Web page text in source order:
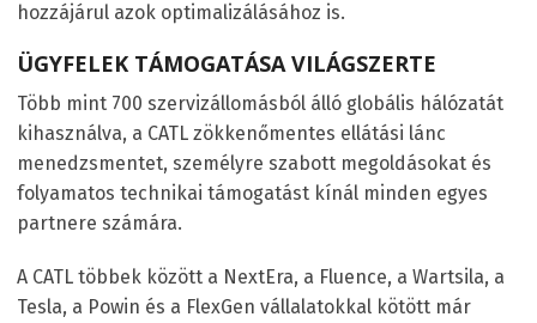
hozzájárul azok optimalizálásához is.
ÜGYFELEK TÁMOGATÁSA VILÁGSZERTE
Több mint 700 szervizállomásból álló globális hálózatát
kihasználva, a CATL zökkenőmentes ellátási lánc
menedzsmentet, személyre szabott megoldásokat és
folyamatos technikai támogatást kínál minden egyes
partnere számára.
A CATL többek között a NextEra, a Fluence, a Wartsila, a
Tesla, a Powin és a FlexGen vállalatokkal kötött már